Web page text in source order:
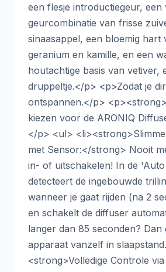
een flesje introductiegeur, een
geurcombinatie van frisse
sinaasappel, een bloemig hart
geranium en kamille, en een
houtachtige basis van vetiver,
druppeltje.</p> <p>Zodat je
ontspannen.</p>
kiezen voor de ARONIQ
</p> <ul>
met Sensor:</strong> Nooit
in- of uitschakelen! In de
detecteert de ingebouwde
wanneer je gaat rijden (na 2
en schakelt de diffuser
langer dan 85 seconden? Dan
apparaat vanzelf in
<strong>Volledige Controle